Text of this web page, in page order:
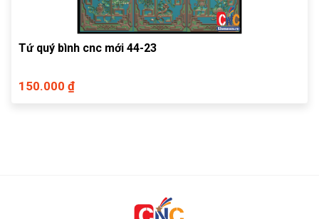
Tứ quý bình cnc mới 44-23
150.000 ₫